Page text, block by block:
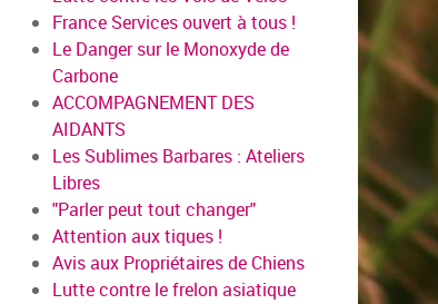
France Services ouvert à tous !
Le Danger sur le Monoxyde de
Carbone
ACCOMPAGNEMENT DES
AIDANTS
Les Sublimes Barbares : Ateliers
Libres
"Parler peut tout changer"
Attention aux tiques !
Avis aux Propriétaires de Chiens
Lutte contre le frelon asiatique